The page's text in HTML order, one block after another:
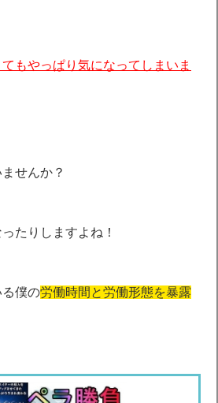
もやっぱり気になってしまいま
せんか？
たりしますよね！
僕の労働時間と労働形態を暴露